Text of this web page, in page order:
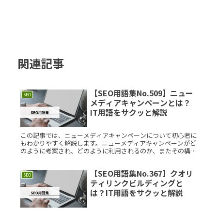
関連記事
SEO
【SEO用語集No.509】ニュー
メディアキャンペーンとは？
IT用語をサクッと解説
この記事では、ニューメディアキャンペーンについて初心者に
もわかりやすく解説します。ニューメディアキャンペーンがど
のように考案され、どのように利用されるのか、またその構造
SEO
【SEO用語集No.367】クオリ
ティリンクビルディングと
は？IT用語をサクッと解説